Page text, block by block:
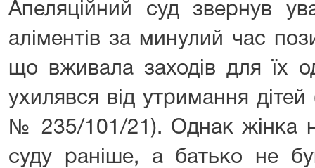
Апеляційний суд звернув
аліментів за минулий час
що вживала заходів для їх
ухилявся від утримання
№ 235/101/21). Однак жінка
суду раніше, а батько не